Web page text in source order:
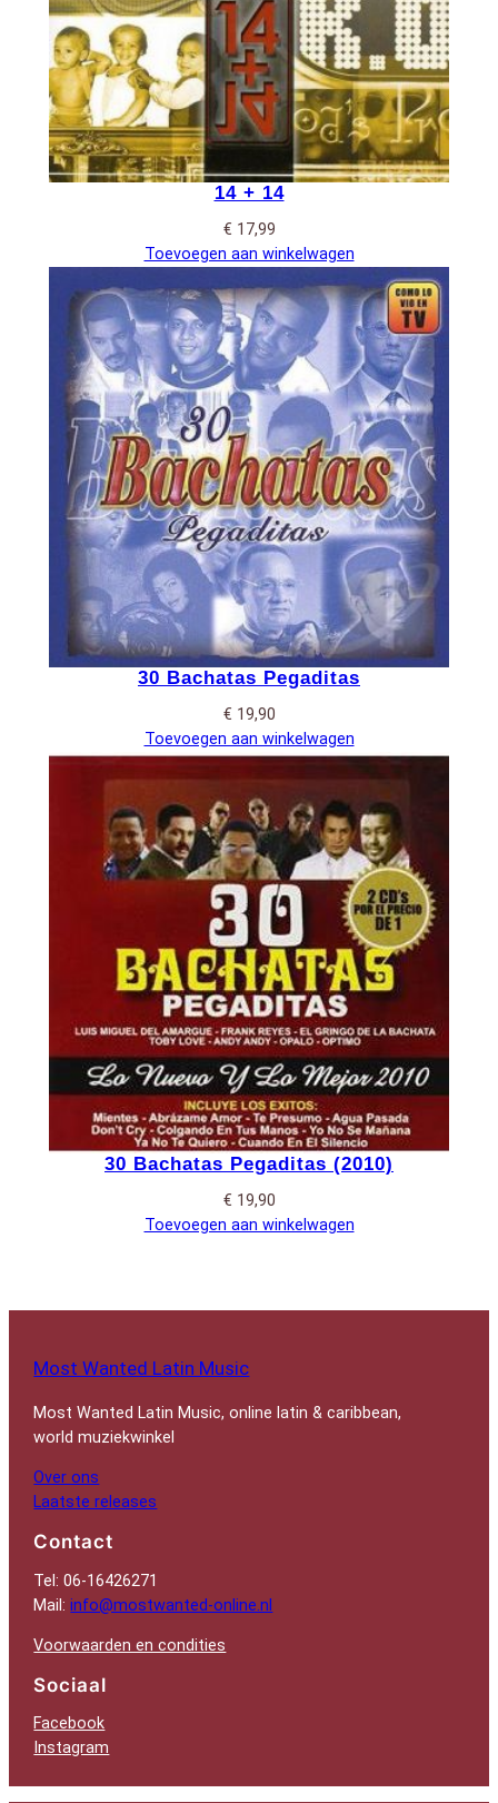
14 + 14
€ 17,99
Toevoegen aan winkelwagen
30 Bachatas Pegaditas
€ 19,90
Toevoegen aan winkelwagen
30 Bachatas Pegaditas (2010)
€ 19,90
Toevoegen aan winkelwagen
Most Wanted Latin Music
Most Wanted Latin Music, online latin & caribbean,
world muziekwinkel
Over ons
Laatste releases
Contact
Tel: 06-16426271
Mail:info@mostwanted-online.nl
Voorwaarden en condities
Sociaal
Facebook
Instagram